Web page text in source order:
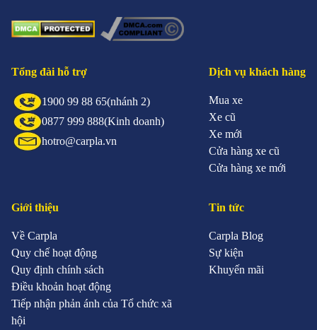
Tổng đài hỗ trợ
1900 99 88 65(nhánh 2)
0877 999 888(Kinh doanh)
hotro@carpla.vn
Dịch vụ khách hàng
Mua xe
Xe cũ
Xe mới
Cửa hàng xe cũ
Cửa hàng xe mới
Giới thiệu
Về Carpla
Quy chế hoạt động
Quy định chính sách
Điều khoản hoạt động
Tiếp nhận phản ánh của Tổ chức xã
hội
Tin tức
Carpla Blog
Sự kiện
Khuyến mãi